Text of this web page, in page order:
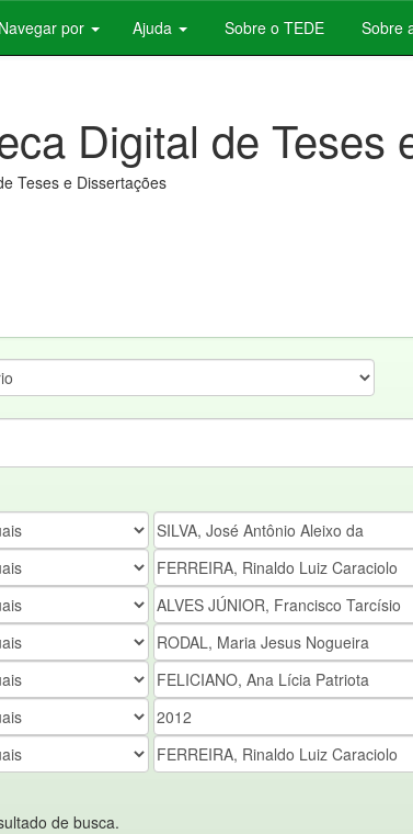
Navegar por Ajuda Sobre o TEDE Sobre
Digital de Teses
Teses e Dissertações
de busca.